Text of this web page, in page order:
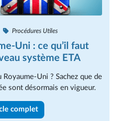
Uni : ce qu’il faut
système ETA
Procédures Utiles
Uni ? Sachez que de
sont désormais en vigueur.
complet